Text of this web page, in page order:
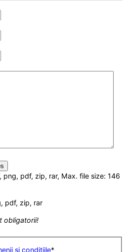
pdf, zip, rar, Max. file size: 146
pdf, zip, rar
obligatorii!
și condițiile*